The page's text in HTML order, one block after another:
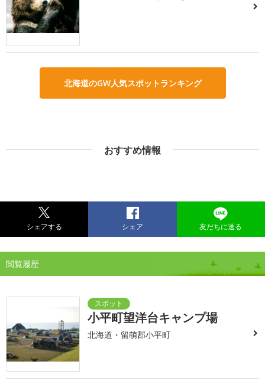
北海道のGW人気スポットランキング
おすすめ情報
シェアする シェア 友だちに送る
閲覧履歴
小平町望洋台キャンプ場
北海道・留萌郡小平町